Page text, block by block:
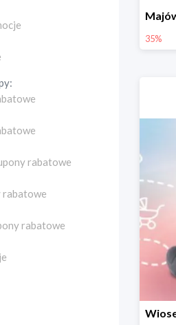
rabatowe
rabatowe
rabatowe
35%